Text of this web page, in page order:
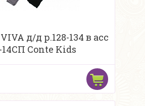
д/д р.128-134 в асс
14СП Conte Kids